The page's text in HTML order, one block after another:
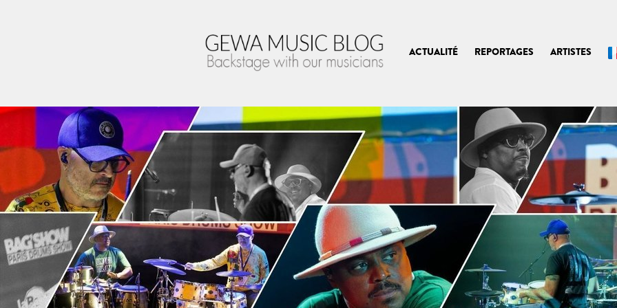
ACTUALITÉ REPORTAGES ARTISTES